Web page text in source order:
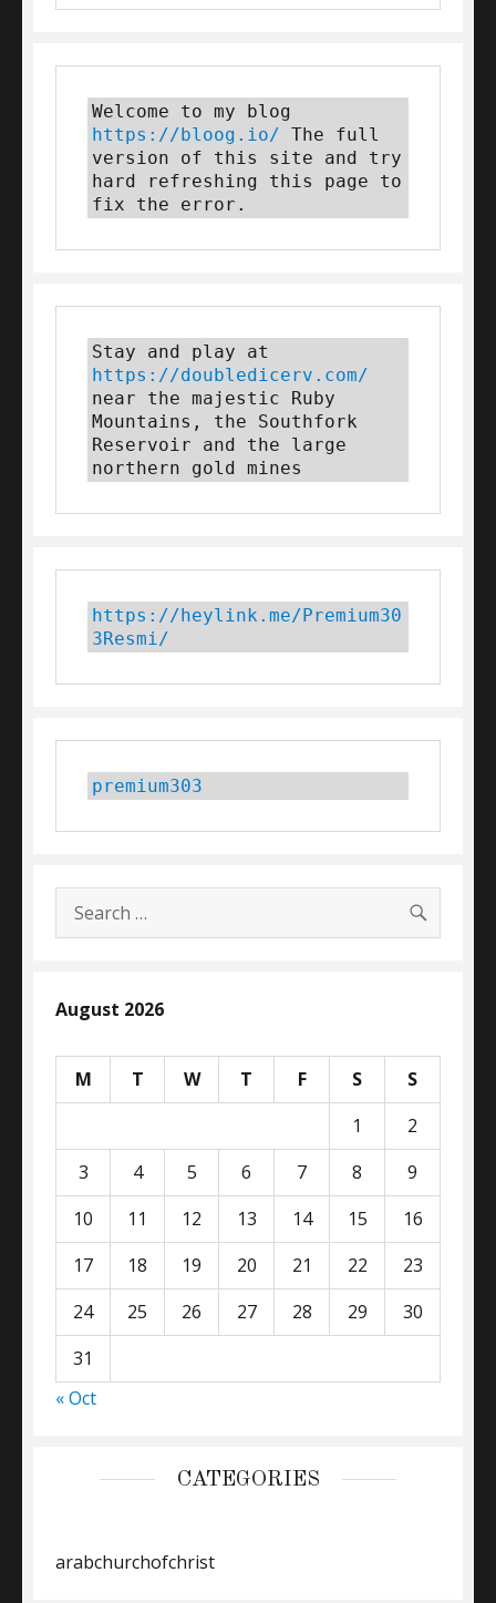
https://bloog.io/ The full
version of this site and try
hard refreshing this page to
fix the error.
https://doubledicerv.com/
near the majestic Ruby
Mountains, the Southfork
Reservoir and the large
northern gold mines
https://heylink.me/Premium30
3Resmi/
premium303
Search
for:
August 2026
M T W T F S
S
1
2
3
4 5 6 7 8
9
10
11 12 13 14 15
16
17
18 19 20 21 22
23
24
25 26 27 28 29
30
31
« Oct
CATEGORIES
arabchurchofchrist